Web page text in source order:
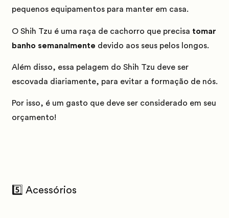
pequenos equipamentos para manter em casa.
O Shih Tzu é uma raça de cachorro que precisa tomar
banho semanalmente devido aos seus pelos longos.
Além disso, essa pelagem do Shih Tzu deve ser
escovada diariamente, para evitar a formação de nós.
Por isso, é um gasto que deve ser considerado em seu
orçamento!
5️⃣ Acessórios